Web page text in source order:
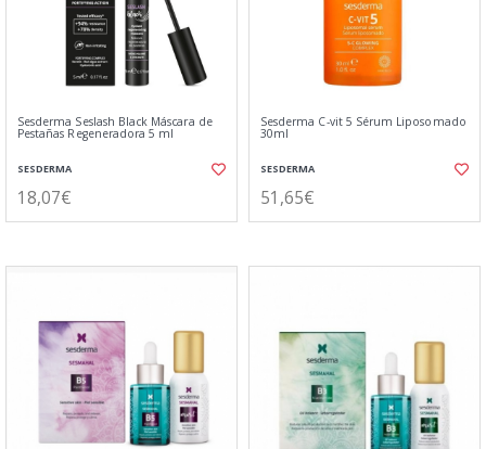
Sesderma Seslash Black Máscara de
Pestañas Regeneradora 5 ml
SESDERMA
18,07€
Sesderma C-vit 5 Sérum Liposomado
30ml
SESDERMA
51,65€